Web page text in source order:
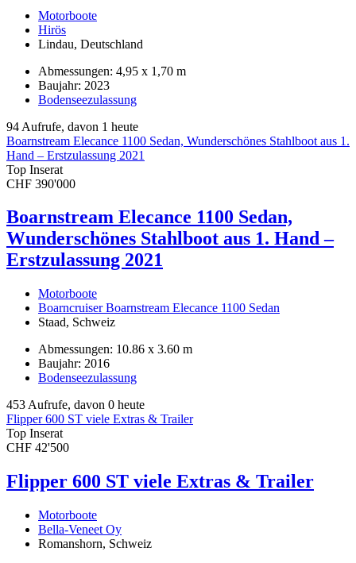
Motorboote
Hirös
Lindau, Deutschland
Abmessungen: 4,95 x 1,70 m
Baujahr: 2023
Bodenseezulassung
94 Aufrufe, davon 1 heute
Boarnstream Elecance 1100 Sedan, Wunderschönes Stahlboot aus 1.
Hand – Erstzulassung 2021
Top Inserat
CHF 390'000
Boarnstream Elecance 1100 Sedan,
Wunderschönes Stahlboot aus 1. Hand –
Erstzulassung 2021
Motorboote
Boarncruiser Boarnstream Elecance 1100 Sedan
Staad, Schweiz
Abmessungen: 10.86 x 3.60 m
Baujahr: 2016
Bodenseezulassung
453 Aufrufe, davon 0 heute
Flipper 600 ST viele Extras & Trailer
Top Inserat
CHF 42'500
Flipper 600 ST viele Extras & Trailer
Motorboote
Bella-Veneet Oy
Romanshorn, Schweiz